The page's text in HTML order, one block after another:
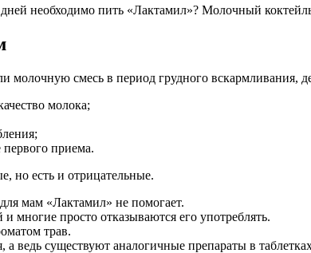
необходимо пить «Лактамил»? Молочный
молочную смесь в период грудного
молока;
приема.
но есть и отрицательные.
мам «Лактамил» не помогает.
многие просто отказываются его употреблять.
трав.
а ведь существуют аналогичные препараты в